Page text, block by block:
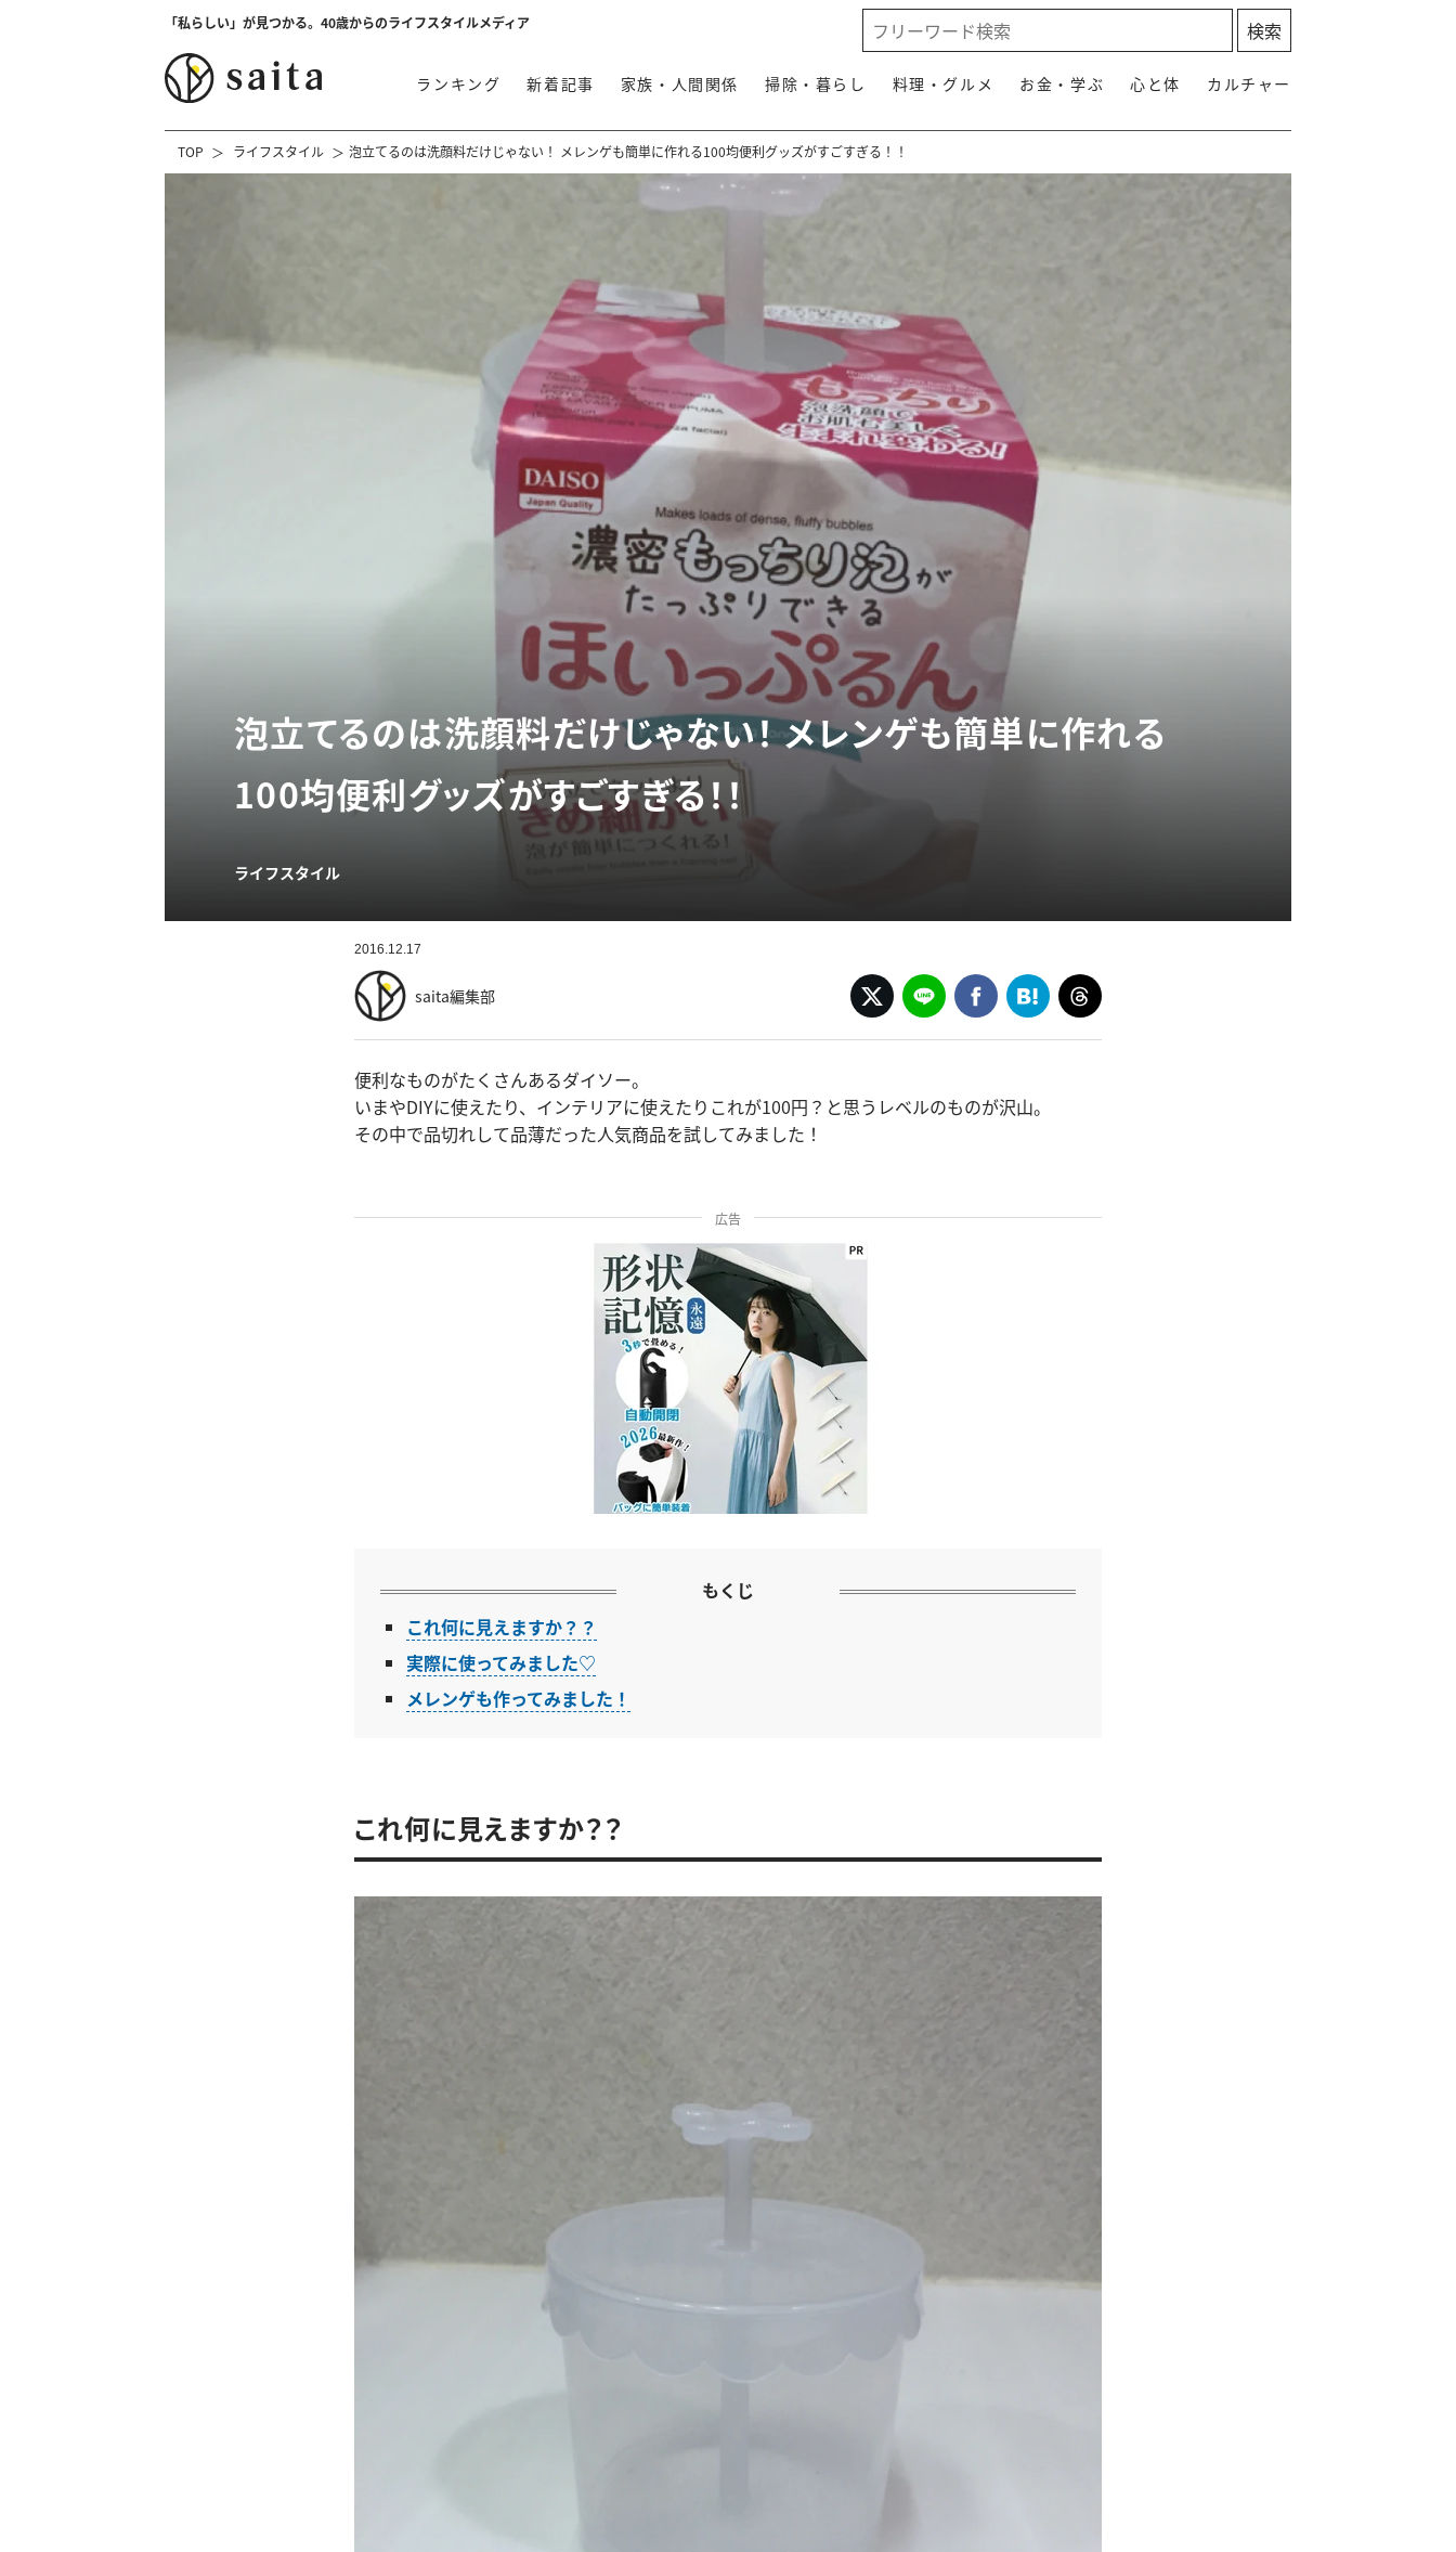
「私らしい」が見つかる。40歳からのライフスタイルメディア
ランキング 新着記事 家族・人間関係 掃除・暮らし 料理・グルメ お金・学ぶ 心と体 カルチャー
TOP ライフスタイル 泡立てるのは洗顔料だけじゃない！ メレンゲも簡単に作れる100均便利グッズがすごすぎる！！
泡立てるのは洗顔料だけじゃない！ メレンゲも簡単に作れる
100均便利グッズがすごすぎる！！
ライフスタイル
2016.12.17
saita編集部
便利なものがたくさんあるダイソー。
いまやDIYに使えたり、インテリアに使えたりこれが100円？と思うレベルのものが沢山。
その中で品切れして品薄だった人気商品を試してみました！
広告
もくじ
これ何に見えますか？？
実際に使ってみました♡
メレンゲも作ってみました！
これ何に見えますか？？